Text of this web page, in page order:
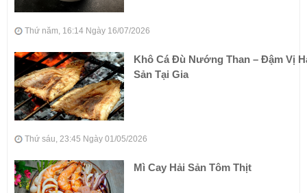
Thứ năm, 16:14 Ngày 16/07/2026
Khô Cá Đù Nướng Than – Đậm Vị
Sản Tại Gia
Thứ sáu, 23:45 Ngày 01/05/2026
Mì Cay Hải Sản Tôm Thịt